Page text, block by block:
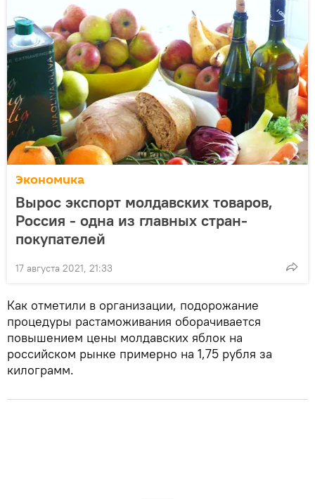
Экономика
Вырос экспорт молдавских товаров,
Россия - одна из главных стран-
покупателей
17 августа 2021, 21:33
Как отметили в организации, подорожание
процедуры растаможивания оборачивается
повышением цены молдавских яблок на
российском рынке примерно на 1,75 рубля за
килограмм.